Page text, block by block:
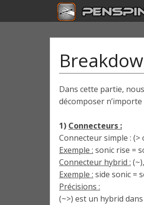
Dans cette partie,
décomposer
1) Connecteurs :
Connecteur simple :
Exemple : sonic rise =
Connecteur hybrid :
Exemple : side sonic =
Précisions :
(~>) est un hybrid